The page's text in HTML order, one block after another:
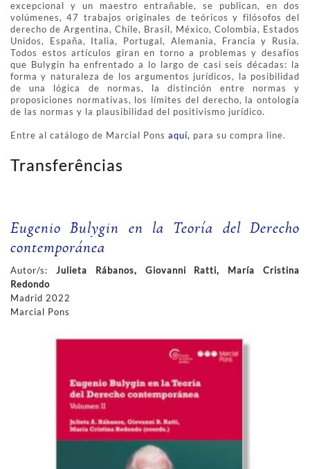
excepcional y un maestro entrañable, se publican, en dos
volúmenes, 47 trabajos originales de teóricos y filósofos del
derecho de Argentina, Chile, Brasil, México, Colombia, Estados
Unidos, España, Italia, Portugal, Alemania, Francia y Rusia.
Todos estos artículos giran en torno a problemas y desafíos
que Bulygin ha enfrentado a lo largo de casi seis décadas: la
forma y naturaleza de los argumentos jurídicos, la posibilidad
de una lógica de normas, la distinción entre normas y
proposiciones normativas, los límites del derecho, la ontología
de las normas y la plausibilidad del positivismo jurídico.
Entre al catálogo de Marcial Pons aquí, para su compra line.
Transferências
Eugenio Bulygin en la Teoría del Derecho
contemporánea
Autor/s: Julieta Rábanos, Giovanni Ratti, María Cristina
Redondo
Madrid 2022
Marcial Pons